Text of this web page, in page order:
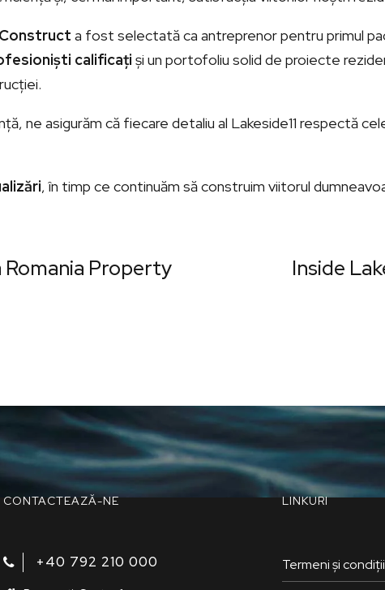
a fost selectată ca antreprenor pentru primul
calificați și un portofoliu solid de proiecte
ne asigurăm că fiecare detaliu al Lakeside11 respectă
, în timp ce continuăm să construim viitorul
Romania Property
Inside
CONTACTEAZĂ-NE
+40 792 210 000‬
LINKURI
Termeni și condiții